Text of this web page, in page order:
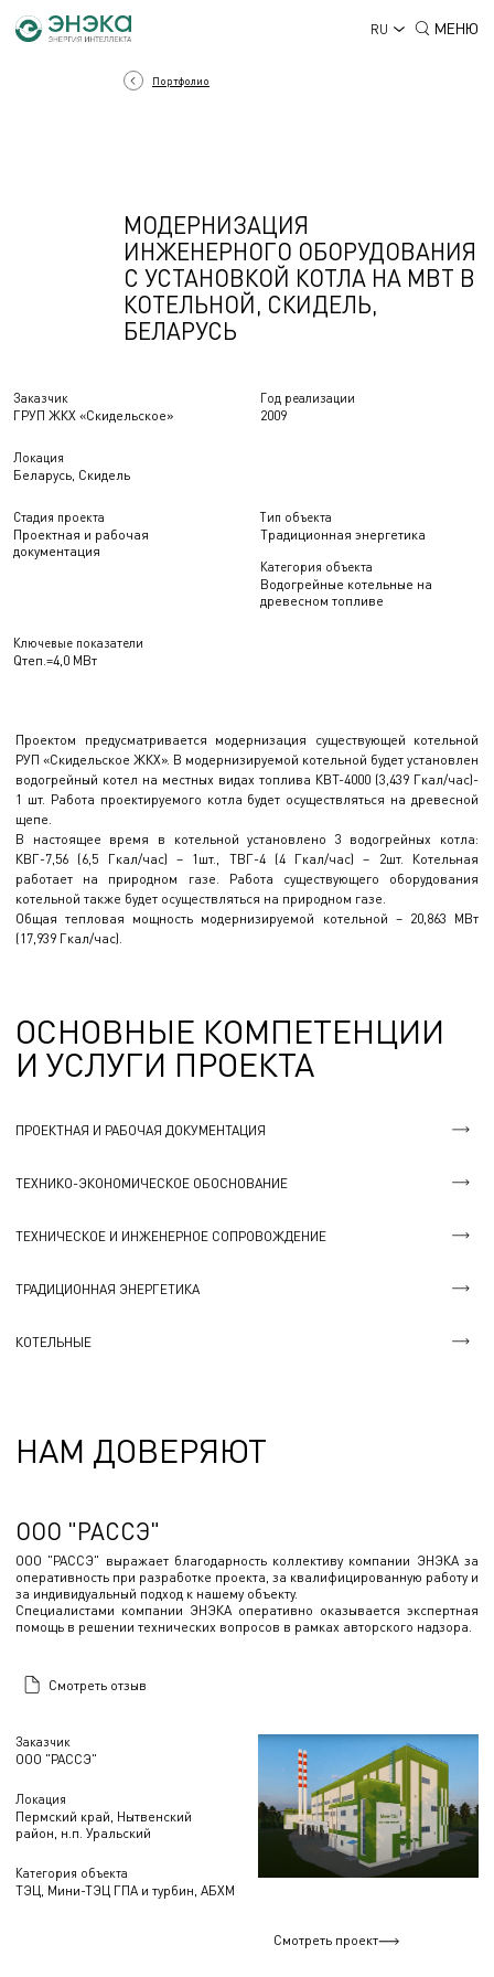
RU МЕНЮ
Заказчик
ГРУП ЖКХ «Скидельское»
Год реализации
2009
Локация
Беларусь, Скидель
Стадия проекта
Проектная и рабочая
документация
Тип объекта
Традиционная энергетика
Категория объекта
Водогрейные котельные на
древесном топливе
Ключевые показатели
Qтеп.=4,0 МВт
Портфолио
МОДЕРНИЗАЦИЯ
ИНЖЕНЕРНОГО ОБОРУДОВАНИЯ
С УСТАНОВКОЙ КОТЛА НА МВТ В
КОТЕЛЬНОЙ, СКИДЕЛЬ,
БЕЛАРУСЬ
Проектом предусматривается модернизация существующей котельной
РУП «Скидельское ЖКХ». В модернизируемой котельной будет установлен
водогрейный котел на местных видах топлива КВТ-4000 (3,439 Гкал/час)-
1 шт. Работа проектируемого котла будет осуществляться на древесной
щепе.
В настоящее время в котельной установлено 3 водогрейных котла:
КВГ-7,56 (6,5 Гкал/час) – 1шт., ТВГ-4 (4 Гкал/час) – 2шт. Котельная
работает на природном газе. Работа существующего оборудования
котельной также будет осуществляться на природном газе.
Общая тепловая мощность модернизируемой котельной – 20,863 МВт
(17,939 Гкал/час).
ОСНОВНЫЕ КОМПЕТЕНЦИИ
И УСЛУГИ ПРОЕКТА
ПРОЕКТНАЯ И РАБОЧАЯ ДОКУМЕНТАЦИЯ
ТЕХНИКО-ЭКОНОМИЧЕСКОЕ ОБОСНОВАНИЕ
ТЕХНИЧЕСКОЕ И ИНЖЕНЕРНОЕ СОПРОВОЖДЕНИЕ
ТРАДИЦИОННАЯ ЭНЕРГЕТИКА
КОТЕЛЬНЫЕ
НАМ ДОВЕРЯЮТ
Заказчик
ООО "РАССЭ"
Локация
Пермский край, Нытвенский
район, н.п. Уральский
Категория объекта
ТЭЦ, Мини-ТЭЦ ГПА и турбин, АБХМ
ООО "РАССЭ"
ООО "РАССЭ" выражает благодарность коллективу компании ЭНЭКА за
оперативность при разработке проекта, за квалифицированную работу и
за индивидуальный подход к нашему объекту.
Специалистами компании ЭНЭКА оперативно оказывается экспертная
помощь в решении технических вопросов в рамках авторского надзора.
Смотреть отзыв
Смотреть проект